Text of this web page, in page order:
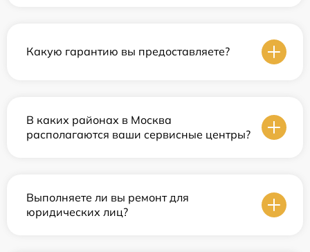
Какую гарантию вы предоставляете?
В каких районах в Москва
располагаются ваши сервисные центры?
Выполняете ли вы ремонт для
юридических лиц?